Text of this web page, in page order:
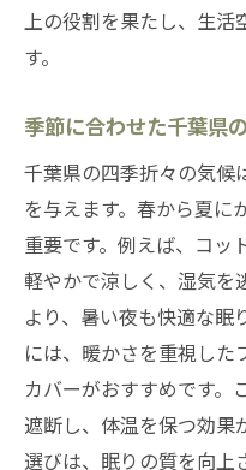
千葉県のふとんカ
カバー
ふとんカバー
質向上
千葉県のふと
手に入れる
千葉県で見つ
特徴
質の高い睡眠
ー選択法
上の役割を果たし、生活
す。
季節に合わせた千葉県
千葉県の四季折々の気候
を与えます。春から夏に
重要です。例えば、コッ
軽やかで涼しく、湿気を
より、暑い夜も快適な眠
には、暖かさを重視した
カバーがおすすめです。
遮断し、体温を保つ効果
選びは、眠りの質を向上